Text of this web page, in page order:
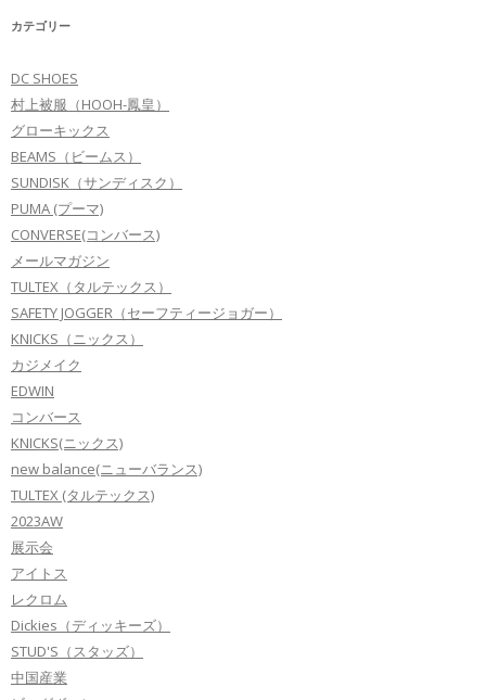
カテゴリー
DC SHOES
村上被服（HOOH-鳳皇）
グローキックス
BEAMS（ビームス）
SUNDISK（サンディスク）
PUMA (プーマ)
CONVERSE(コンバース)
メールマガジン
TULTEX（タルテックス）
SAFETY JOGGER（セーフティージョガー）
KNICKS（ニックス）
カジメイク
EDWIN
コンバース
KNICKS(ニックス)
new balance(ニューバランス)
TULTEX (タルテックス)
2023AW
展示会
アイトス
レクロム
Dickies（ディッキーズ）
STUD'S（スタッズ）
中国産業